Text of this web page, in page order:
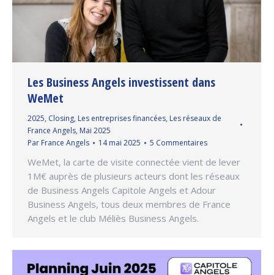
Les Business Angels investissent dans
WeMet
2025, Closing, Les entreprises financées, Les réseaux de
France Angels, Mai 2025
Par France Angels 14 mai 2025 5 Commentaires
WeMet, la carte de visite connectée vient de lever
1M€ auprès de plusieurs acteurs dont les réseaux
de Business Angels Capitole Angels et Adour
Business Angels, tous deux membres de France
Angels et le club Méliès Business Angels.